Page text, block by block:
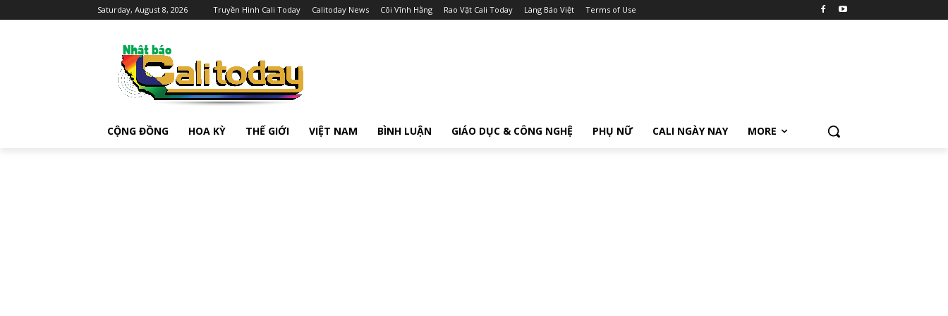
Saturday, August 8, 2026 Truyền Hình Cali Today Calitoday News Cõi Vĩnh Hằng Rao Vặt Cali Today Làng Báo Việt Terms of Use
CỘNG ĐỒNG HOA KỲ THẾ GIỚI VIỆT NAM BÌNH LUẬN GIÁO DỤC & CÔNG NGHỆ PHỤ NỮ CALI NGÀY NAY MORE